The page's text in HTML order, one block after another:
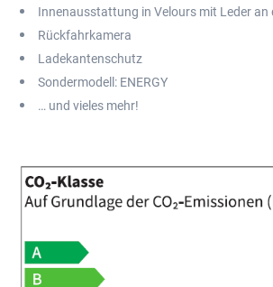
Innenausstattung in Velours mit Leder an
Rückfahrkamera
Ladekantenschutz
Sondermodell: ENERGY
… und vieles mehr!